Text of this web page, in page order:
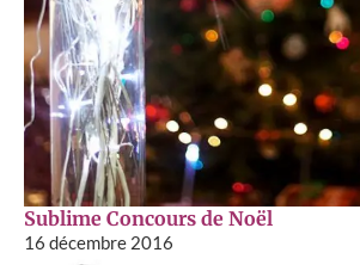
Sublime Concours de Noël
16 décembre 2016